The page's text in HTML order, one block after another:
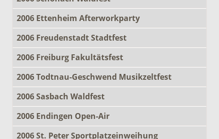
2006 Ettenheim Afterworkparty
2006 Freudenstadt Stadtfest
2006 Freiburg Fakultätsfest
2006 Todtnau-Geschwend Musikzeltfest
2006 Sasbach Waldfest
2006 Endingen Open-Air
2006 St. Peter Sportplatzeinweihung